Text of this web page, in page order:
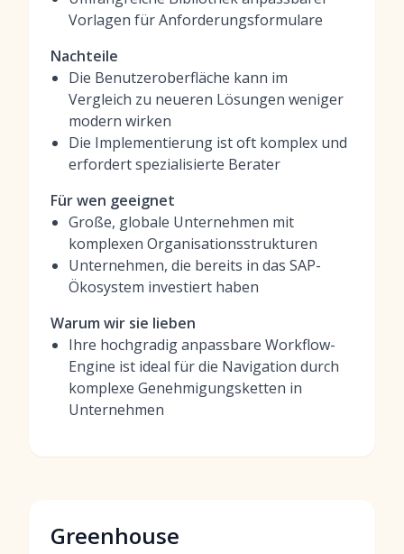
Vorlagen für Anforderungsformulare
Nachteile
Die Benutzeroberfläche kann im
Vergleich zu neueren Lösungen weniger
modern wirken
Die Implementierung ist oft komplex und
erfordert spezialisierte Berater
Für wen geeignet
Große, globale Unternehmen mit
komplexen Organisationsstrukturen
Unternehmen, die bereits in das SAP-
Ökosystem investiert haben
Warum wir sie lieben
Ihre hochgradig anpassbare Workflow-
Engine ist ideal für die Navigation durch
komplexe Genehmigungsketten in
Unternehmen
Greenhouse